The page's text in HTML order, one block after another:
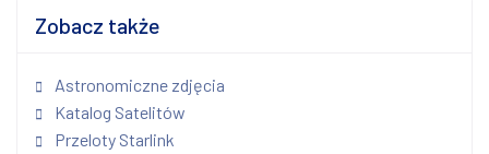
Zobacz także
Astronomiczne zdjęcia
Katalog Satelitów
Przeloty Starlink